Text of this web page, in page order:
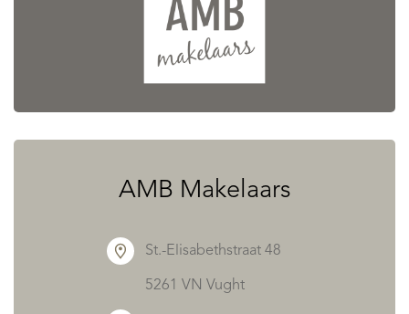
AMB Makelaars
St.-Elisabethstraat 48
5261 VN Vught